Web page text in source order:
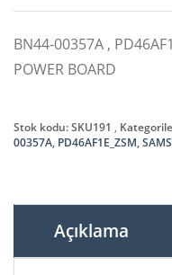
BN44-00357A ,
POWER BOARD
Stok kodu:SKU191
00357A, PD46AF1E_ZSM,
Açıklama